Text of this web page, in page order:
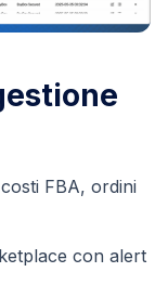
FBA, ordini
con alert